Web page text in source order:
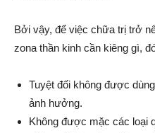
Bởi vậy, để việc chữa trị trở
zona thần kinh cần kiêng gì,
Tuyệt đối không được
ảnh hưởng.
Không được mặc các loại